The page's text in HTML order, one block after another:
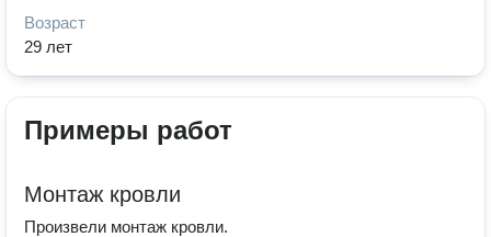
Возраст
29 лет
Примеры работ
Монтаж кровли
Произвели монтаж кровли.